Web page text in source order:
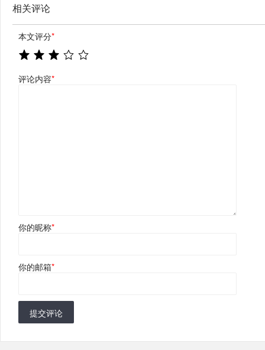
相关评论
本文评分*
评论内容*
你的昵称*
你的邮箱*
提交评论